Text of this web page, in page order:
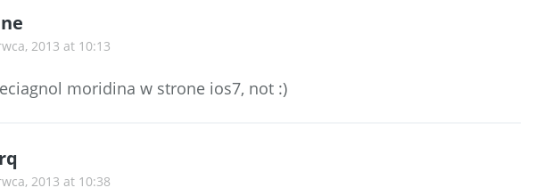
2013 at 10:13
moridina w strone ios7, not :)
2013 at 10:38